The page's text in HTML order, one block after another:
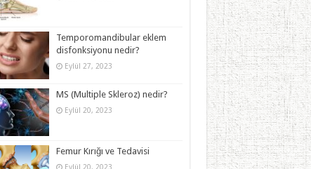
Temporomandibular eklem
disfonksiyonu nedir?
Eylül 27, 2023
MS (Multiple Skleroz) nedir?
Eylül 20, 2023
Femur Kırığı ve Tedavisi
Eylül 20, 2023